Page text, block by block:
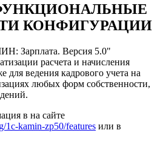
КОНФИГУРАЦИИ
Зарплата. Версия 5.0"
расчета и начисления
для ведения кадрового учета на
любых форм собственности,
в на сайте
1c-kamin-zp50/features или в